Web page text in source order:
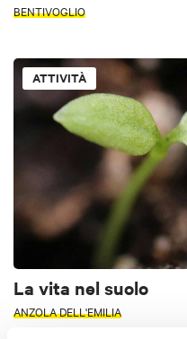
BENTIVOGLIO
ATTIVITÀ
La vita nel suolo
ANZOLA DELL'EMILIA